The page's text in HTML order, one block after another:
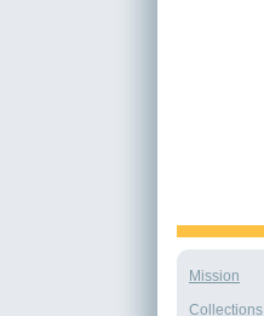
Mission
Collections